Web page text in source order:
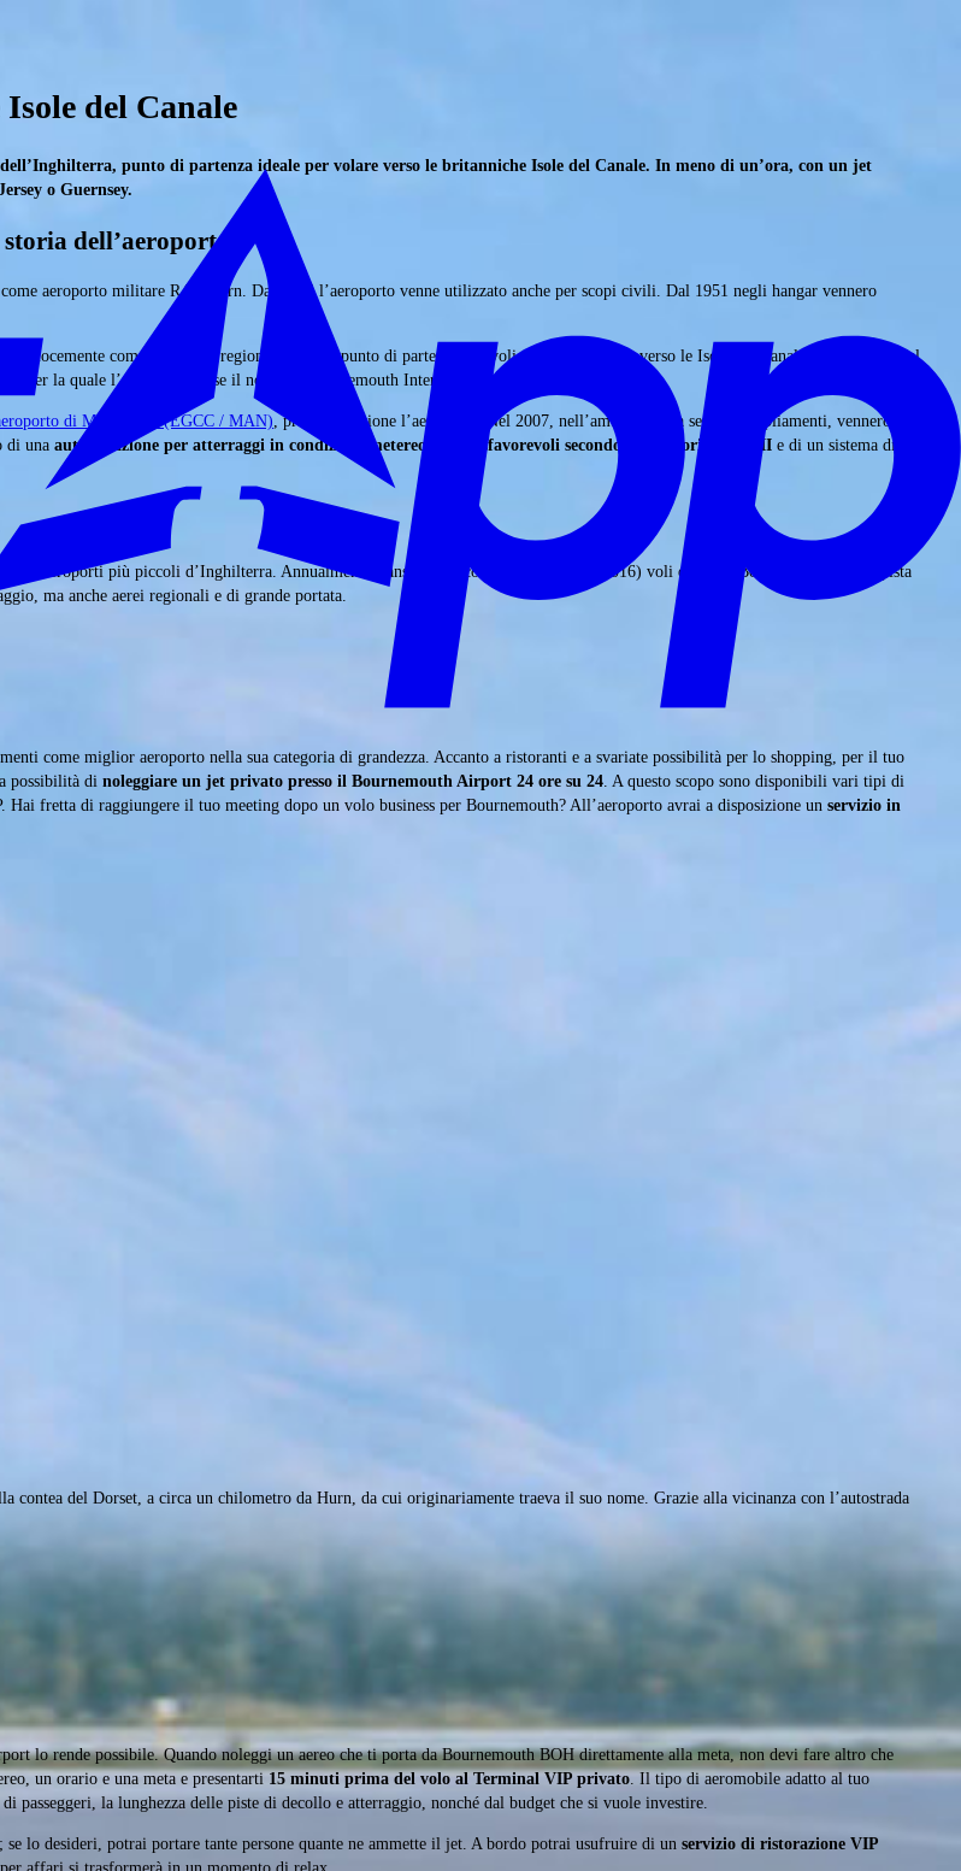
del Canale
punto di partenza ideale per volare verso le britanniche Isole del Canale. In meno di un’ora, con un jet
o Guernsey.
dell’aeroporto
aeroporto militare RAF Hurn. Dal 1944 l’aeroporto venne utilizzato anche per scopi civili. Dal 1951 negli hangar vennero
come aeroporto regionale e come punto di partenza per voli da Bournemouth verso le Isole del Canale britanniche. Nel
per la quale l’aeroporto prese il nome di Bournemouth International Airport.
di Manchester (EGCC / MAN), prese in gestione l’aeroporto. Nel 2007, nell’ambito di una serie di ampliamenti, vennero
di una autorizzazione per atterraggi in condizioni metereologiche sfavorevoli secondo la categoria CAT III e di un sistema di
aeroporti più piccoli d’Inghilterra. Annualmente transitano poco meno di 37.000 (2016) voli da o per Bournemouth. Sulla pista
ma anche aerei regionali e di grande portata.
come miglior aeroporto nella sua categoria di grandezza. Accanto a ristoranti e a svariate possibilità per lo shopping, per il tuo
possibilità di noleggiare un jet privato presso il Bournemouth Airport 24 ore su 24. A questo scopo sono disponibili vari tipi di
fretta di raggiungere il tuo meeting dopo un volo business per Bournemouth? All’aeroporto avrai a disposizione un servizio in
del Dorset, a circa un chilometro da Hurn, da cui originariamente traeva il suo nome. Grazie alla vicinanza con l’autostrada
lo rende possibile. Quando noleggi un aereo che ti porta da Bournemouth BOH direttamente alla meta, non devi fare altro che
un orario e una meta e presentarti 15 minuti prima del volo al Terminal VIP privato . Il tipo di aeromobile adatto al tuo
la lunghezza delle piste di decollo e atterraggio, nonché dal budget che si vuole investire.
lo desideri, potrai portare tante persone quante ne ammette il jet. A bordo potrai usufruire di un servizio di ristorazione VIP